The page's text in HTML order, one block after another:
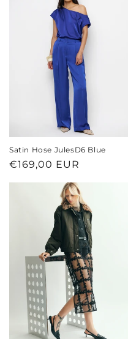
Satin Hose JulesD6 Blue
Normaler
€169,00 EUR